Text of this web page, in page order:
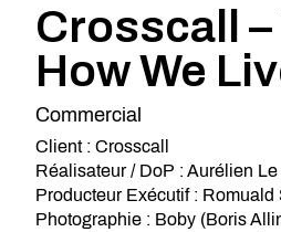
Crosscall
How We
Commercial
Client : Crosscall
Réalisateur / DoP : Aurélien
Producteur Exécutif : Romuald
Photographie : Boby (Boris